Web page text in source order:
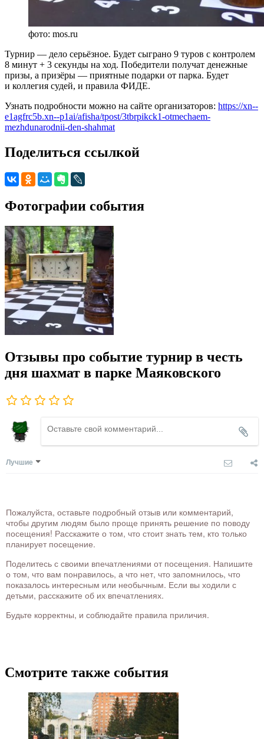
фото: mos.ru
Турнир — дело серьёзное. Будет сыграно 9 туров с контролем
8 минут + 3 секунды на ход. Победители получат денежные
призы, а призёры — приятные подарки от парка. Будет
и коллегия судей, и правила ФИДЕ.
Узнать подробности можно на сайте организаторов: https://xn--
e1agfrc5b.xn--p1ai/afisha/tpost/3tbrpikck1-otmechaem-
mezhdunarodnii-den-shahmat
Поделиться ссылкой
Фотографии события
Отзывы про событие турнир в честь
дня шахмат в парке Маяковского
Лучшие
Пожалуйста, оставьте подробный отзыв или комментарий,
чтобы другим людям было проще принять решение по поводу
посещения! Расскажите о том, что стоит знать тем, кто только
планирует посещение.
Поделитесь с своими впечатлениями от посещения. Напишите
о том, что вам понравилось, а что нет, что запомнилось, что
показалось интересным или необычным. Если вы ходили с
детьми, расскажите об их впечатлениях.
Будьте корректны, и соблюдайте правила приличия.
Смотрите также события